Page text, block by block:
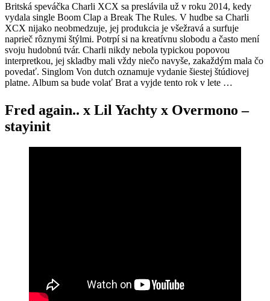
Britská speváčka Charli XCX sa preslávila už v roku 2014, kedy
vydala single Boom Clap a Break The Rules. V hudbe sa Charli
XCX nijako neobmedzuje, jej produkcia je všežravá a surfuje
naprieč rôznymi štýlmi. Potrpí si na kreatívnu slobodu a často mení
svoju hudobnú tvár. Charli nikdy nebola typickou popovou
interpretkou, jej skladby mali vždy niečo navyše, zakaždým mala čo
povedať. Singlom Von dutch oznamuje vydanie šiestej štúdiovej
platne. Album sa bude volať Brat a vyjde tento rok v lete …
Fred again.. x Lil Yachty x Overmono –
stayinit